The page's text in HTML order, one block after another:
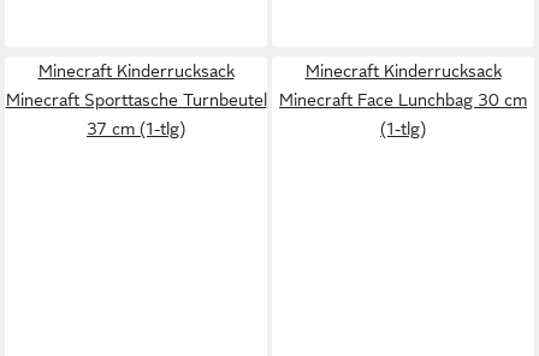
Minecraft Kinderrucksack
Minecraft Sporttasche Turnbeutel
37 cm (1-tlg)
Minecraft Kinderrucksack
Minecraft Face Lunchbag 30 cm
(1-tlg)